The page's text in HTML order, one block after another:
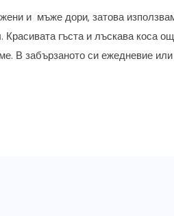
и мъже дори, затова
гъста и лъскава коса
В забързаното си ежедневие